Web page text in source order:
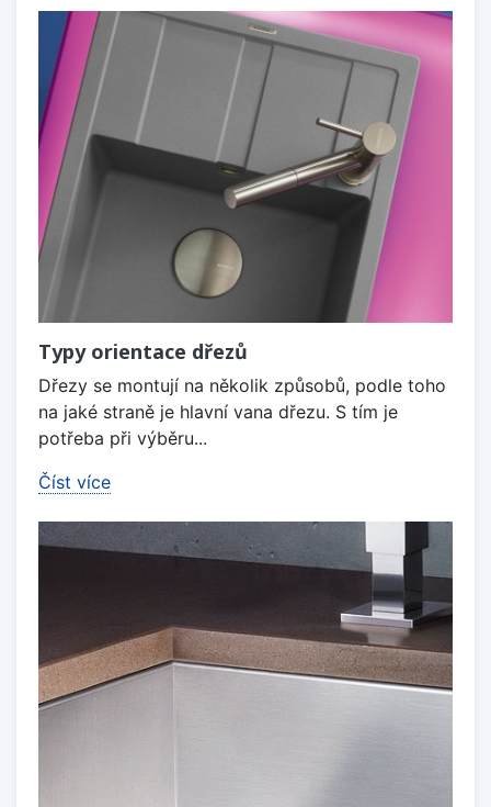
Typy orientace dřezů
Dřezy se montují na několik způsobů, podle toho
na jaké straně je hlavní vana dřezu. S tím je
potřeba při výběru...
Číst více